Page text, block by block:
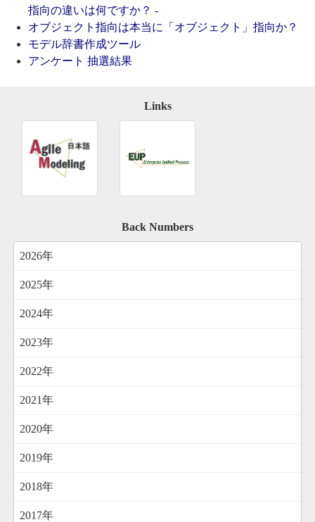
指向の違いは何ですか？ -
オブジェクト指向は本当に「オブジェクト」指向か？
モデル辞書作成ツール
アンケート 抽選結果
Links
Back Numbers
2026年
2025年
2024年
2023年
2022年
2021年
2020年
2019年
2018年
2017年